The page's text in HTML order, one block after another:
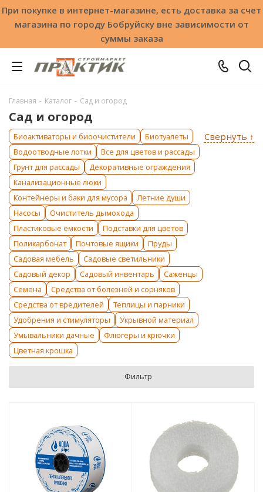
При покупке в интернет-магазине, есть доставка за счет
магазина по городу Бобруйску вне зависимости от
суммы заказа
Главная - Каталог - Сад и огород
Сад и огород
Свернуть ↑
Биоактиваторы и биоочистители
Биотуалеты
Водоотводные лотки
Все для цветов и рассады
Грунт для рассады
Декоративные ограждения
Канализационные люки
Контейнеры и баки для мусора
Летние души
Насосы
Очиститель дымохода
Пластиковые емкости
Подставки для цветов
Поликарбонат
Почтовые ящики
Пруды
Садовая мебель
Садовые светильники
Садовый декор
Садовый инвентарь
Саженцы
Семена
Средства от болезней и сорняков
Средства от вредителей
Теплицы и парники
Удобрения и стимуляторы
Укрывной материал
Умывальники дачные
Флюгеры и крючки
Цветная крошка
Фильтр